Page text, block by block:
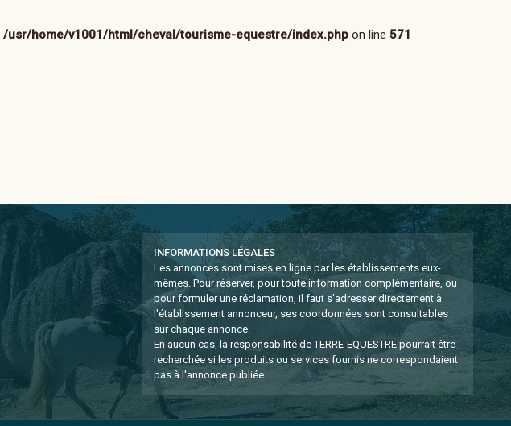
/usr/home/v1001/html/cheval/tourisme-equestre/index.phpon line 571
INFORMATIONS LÉGALES
Les annonces sont mises en ligne par les établissements eux-
mêmes. Pour réserver, pour toute information complémentaire, ou
pour formuler une réclamation, il faut s'adresser directement à
l'établissement annonceur, ses coordonnées sont consultables
sur chaque annonce.
En aucun cas, la responsabilité de TERRE-EQUESTRE pourrait être
recherchée si les produits ou services fournis ne correspondaient
pas à l'annonce publiée.